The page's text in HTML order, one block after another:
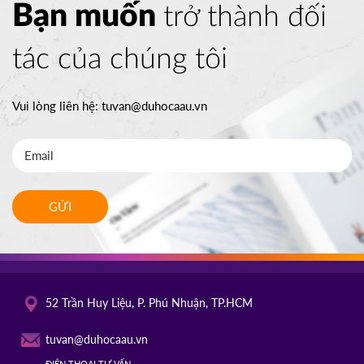
Bạn muốn trở thành đối
tác của chúng tôi
Vui lòng liên hệ:tuvan@duhocaau.vn
GỬI
52 Trần Huy Liệu, P. Phú Nhuận, TP.HCM
tuvan@duhocaau.vn